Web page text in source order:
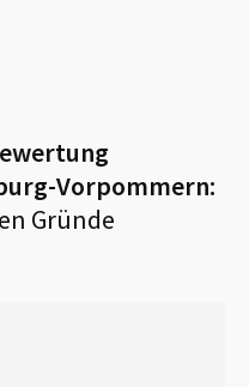
Vorpommern:
Gründe